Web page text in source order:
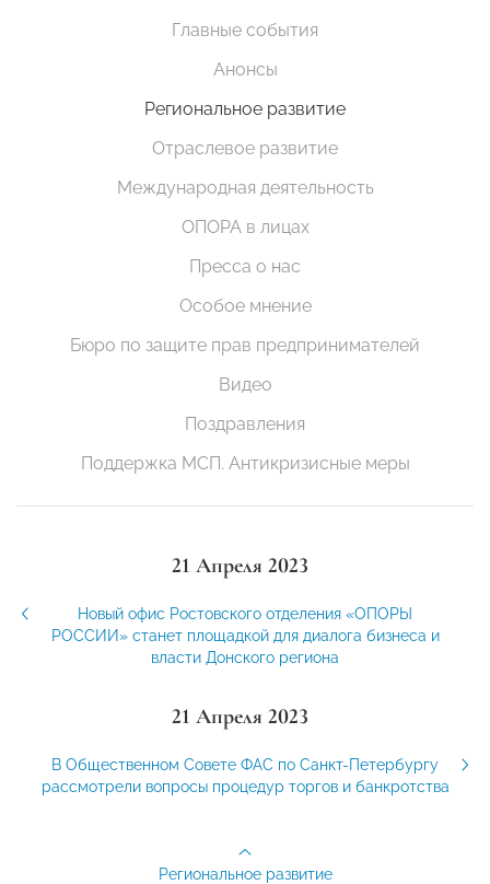
Главные события
Анонсы
Региональное развитие
Отраслевое развитие
Международная деятельность
ОПОРА в лицах
Пресса о нас
Особое мнение
Бюро по защите прав предпринимателей
Видео
Поздравления
Поддержка МСП. Антикризисные меры
21 Апреля 2023
Новый офис Ростовского отделения «ОПОРЫ
РОССИИ» станет площадкой для диалога бизнеса и
власти Донского региона
21 Апреля 2023
В Общественном Совете ФАС по Санкт-Петербургу
рассмотрели вопросы процедур торгов и банкротства
Региональное развитие